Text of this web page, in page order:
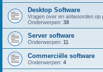
Desktop Software
Vragen over en antwoorden op
Onderwerpen: 38
Server software
Onderwerpen: 11
Commerciële software
Onderwerpen: 4